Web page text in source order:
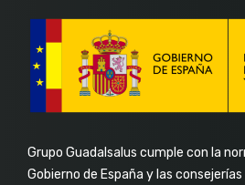
Grupo Guadalsalus cumple con la
Gobierno de España y las